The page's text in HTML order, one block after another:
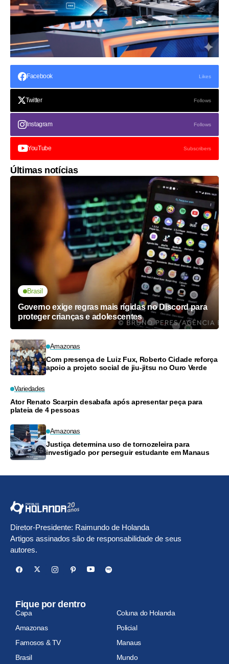
Facebook Likes
Twitter Follows
Instagram Follows
YouTube Subscribers
Últimas notícias
Brasil
Governo exige regras mais rígidas no Discord para
proteger crianças e adolescentes
Amazonas
Com presença de Luiz Fux, Roberto Cidade reforça
apoio a projeto social de jiu-jitsu no Ouro Verde
Variedades
Ator Renato Scarpin desabafa após apresentar peça para
plateia de 4 pessoas
Amazonas
Justiça determina uso de tornozeleira para
investigado por perseguir estudante em Manaus
Diretor-Presidente: Raimundo de Holanda
Artigos assinados são de responsabilidade de seus
autores.
Fique por dentro
Capa
Coluna do Holanda
Amazonas
Policial
Famosos & TV
Manaus
Brasil
Mundo